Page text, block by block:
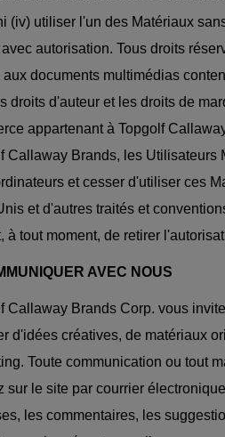
(iv) utiliser l'un des Matériaux
autorisation. Tous droits
aux documents multimédias
droits d'auteur et les droits de
appartenant à Topgolf
Callaway Brands, les Utilisateurs
et cesser d'utiliser ces
et d'autres traités et
à tout moment, de retirer
AVEC NOUS
Callaway Brands Corp. vous
d'idées créatives, de matériaux
Toute communication ou tout
sur le site par courrier
les commentaires, les